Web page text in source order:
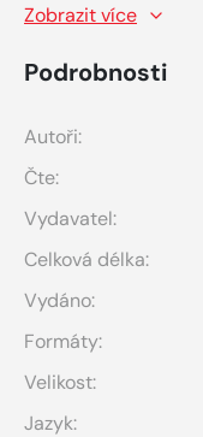
Zobrazit více
Podrobnosti
Autoři:
Čte:
Vydavatel:
Celková délka:
Vydáno:
Formáty:
Velikost:
Jazyk: